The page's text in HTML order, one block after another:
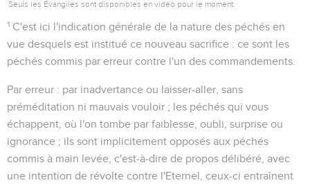
Seuls les Évangiles sont disponibles en vidéo pour le moment.
1 C'est ici l'indication générale de la nature des péchés en
vue desquels est institué ce nouveau sacrifice : ce sont les
péchés commis par erreur contre l'un des commandements
Par erreur : par inadvertance ou laisser-aller, sans
préméditation ni mauvais vouloir ; les péchés qui vous
échappent, où l'on tombe par faiblesse, oubli, surprise ou
ignorance ; ils sont implicitement opposés aux péchés
commis à main levée , c'est-à-dire de propos délibéré, avec
une intention de révolte contre l'Eternel, ceux-ci entraînent